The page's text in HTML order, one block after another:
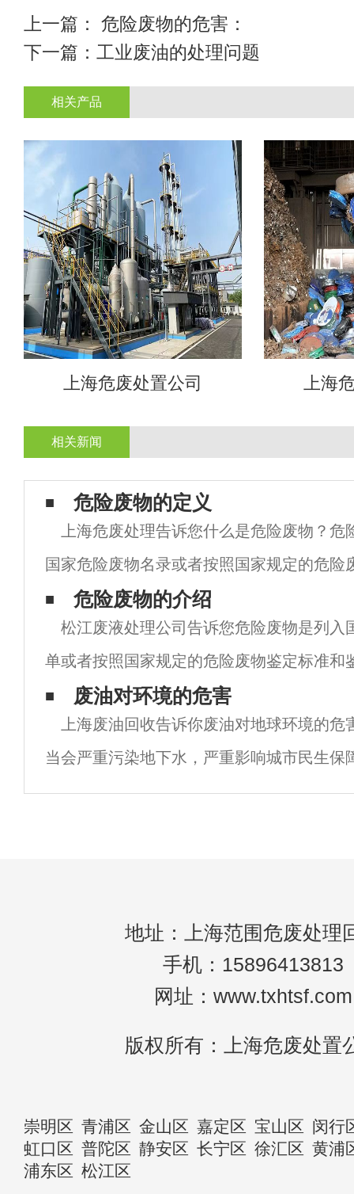
上一篇：
危险废物的危害：
下一篇： 工业废油的处理问题
相关产品
上海危废处置公司 上海
相关新闻
危险废物的定义
上海危废处理告诉您什么是危险废物？危
国家危险废物名录或者按照国家规定的危险
方法确定的具有危险特性的固体废物。危险
握以下几点：①危险废物由名录控制。列入
危险废物的介绍
松江废液处理公司告诉您危险废物是列入
单或者按照国家规定的危险废物鉴定标准和
具有危险特征的废物。危险废物的危险特征
性、毒性、易燃性、反应性和传染性五个危
废油对环境的危害
上海废油回收告诉你废油对地球环境的危
当会严重污染地下水，严重影响城市民生保
行。据调查，长期生活在工厂周围的居民经
地址：上海范围危废处理
手机：15896413813
网址：www.txhtsf.com
版权所有：上海危废处置
崇明区 青浦区 金山区 嘉定区 宝山区 闵行
虹口区 普陀区 静安区 长宁区 徐汇区 黄浦
浦东区 松江区